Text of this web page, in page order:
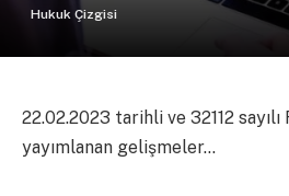
Hukuk Çizgisi
22.02.2023 tarihli ve 32112 sayılı
yayımlanan gelişmeler…